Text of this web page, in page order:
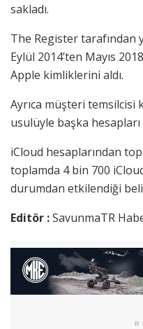
sakladı.
The Register tarafından
Eylül 2014’ten Mayıs
Apple kimliklerini aldı.
Ayrıca müşteri temsilcisi
usulüyle başka hesapları
iCloud hesaplarından
toplamda 4 bin 700
durumdan etkilendiği
Editör :SavunmaTR